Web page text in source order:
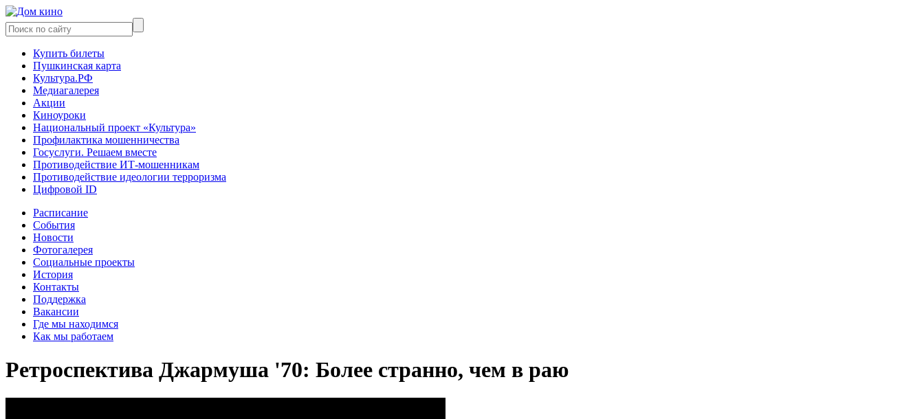
Купить билеты
Пушкинская карта
Культура.РФ
Медиагалерея
Акции
Киноуроки
Национальный проект «Культура»
Профилактика мошенничества
Госуслуги. Решаем вместе
Противодействие ИТ-мошенникам
Противодействие идеологии терроризма
Цифровой ID
Расписание
События
Новости
Фотогалерея
Социальные проекты
История
Контакты
Поддержка
Вакансии
Где мы находимся
Как мы работаем
Ретроспектива Джармуша '70: Более странно, чем в раю